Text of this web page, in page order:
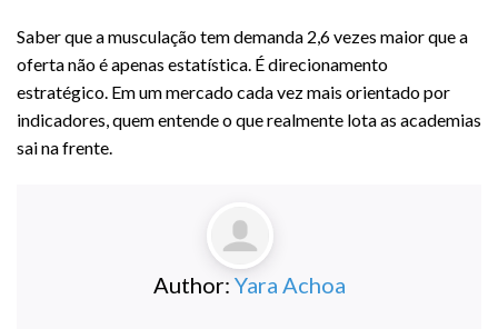
Saber que a musculação tem demanda 2,6 vezes maior que a
oferta não é apenas estatística. É direcionamento
estratégico. Em um mercado cada vez mais orientado por
indicadores, quem entende o que realmente lota as academias
sai na frente.
Author: Yara Achoa